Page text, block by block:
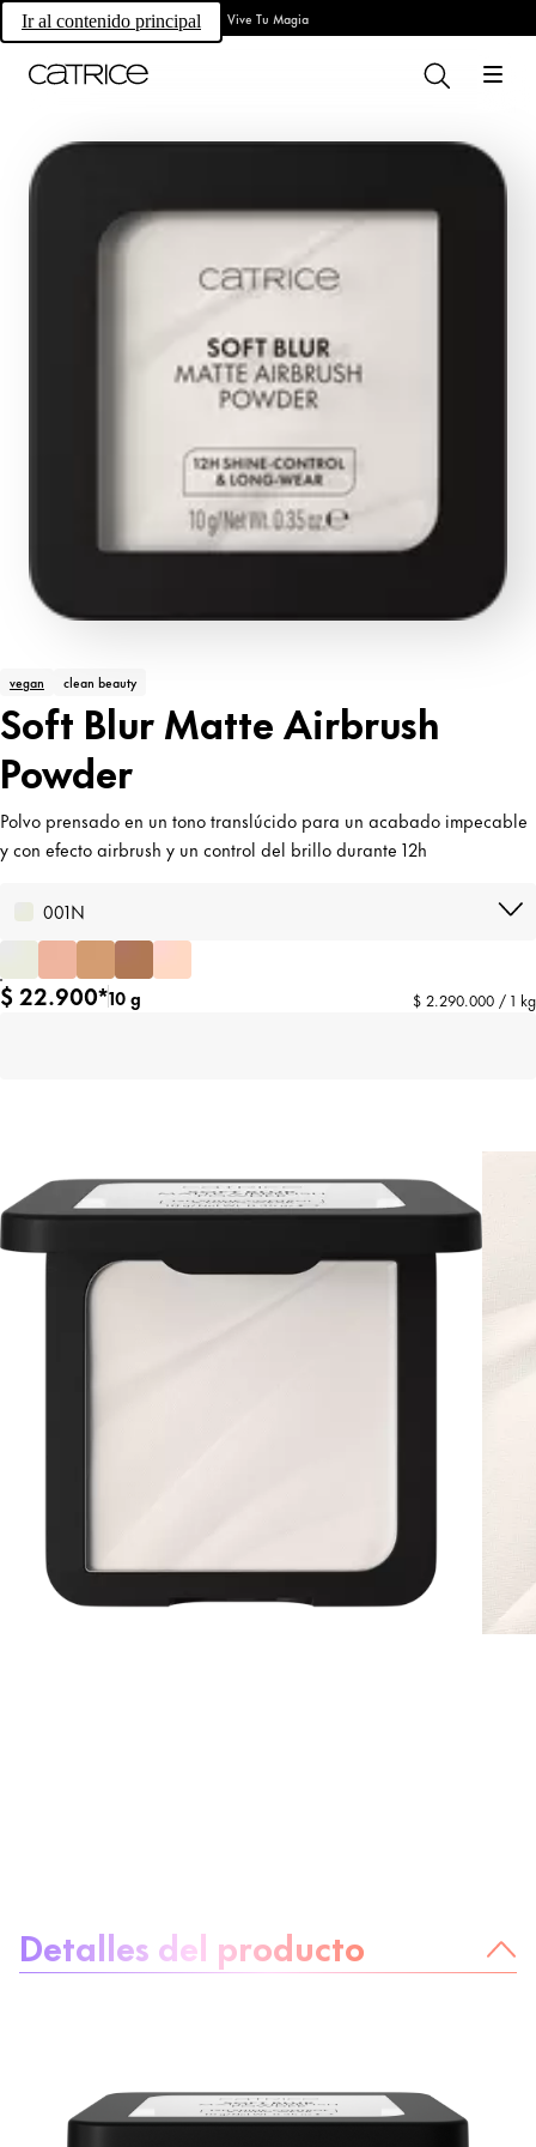
Ir al contenido principal Vive Tu Magia
vegan clean beauty
Soft Blur Matte Airbrush
Powder
Polvo prensado en un tono translúcido para un acabado impecable
y con efecto airbrush y un control del brillo durante 12h
001N
$ 22.900*10 g $ 2.290.000 / 1 kg
Detalles del producto